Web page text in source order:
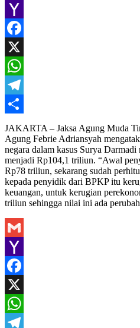
Gmail
Yahoo
Mail
Facebook
X
WhatsApp
Telegram
Share
JAKARTA – Jaksa Agung Muda
Agung Febrie Adriansyah
negara dalam kasus Surya
menjadi Rp104,1 triliun. “Awal
Rp78 triliun, sekarang sudah
kepada penyidik dari BPKP itu
keuangan, untuk kerugian
triliun sehingga nilai ini ada
Gmail
Yahoo
Mail
Facebook
X
WhatsApp